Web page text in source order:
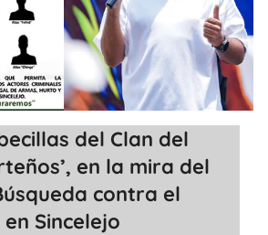
del Clan del
en la mira del
contra el
Sincelejo